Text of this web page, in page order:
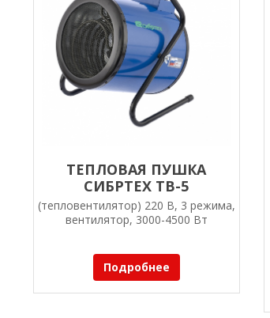
ТЕПЛОВАЯ ПУШКА
СИБРТЕХ ТВ-5
(тепловентилятор) 220 В, 3 режима,
вентилятор, 3000-4500 Вт
Подробнее